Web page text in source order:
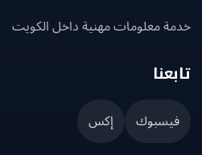
معلومات مهنية داخل الكويت
إكس